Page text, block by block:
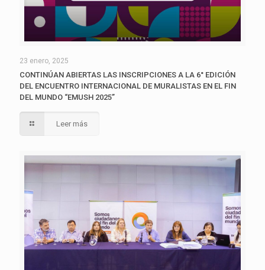
23 enero, 2025
CONTINÚAN ABIERTAS LAS INSCRIPCIONES A LA 6° EDICIÓN
DEL ENCUENTRO INTERNACIONAL DE MURALISTAS EN EL FIN
DEL MUNDO “EMUSH 2025”
Leer más